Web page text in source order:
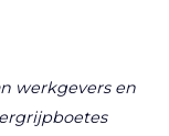
werkgevers en